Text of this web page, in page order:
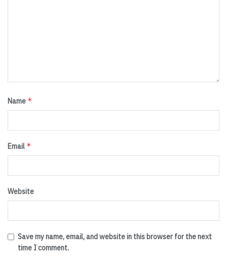
Name *
Email *
Website
Save my name, email, and website in this browser for the next
time I comment.